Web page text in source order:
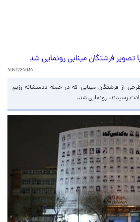
تصویر فرشتگان مینابی رونمایی شد
4041224034
طرحی از فرشتگان مینابی که در حمله ددمنشانه رژیم
رسیدند، رونمایی شد.